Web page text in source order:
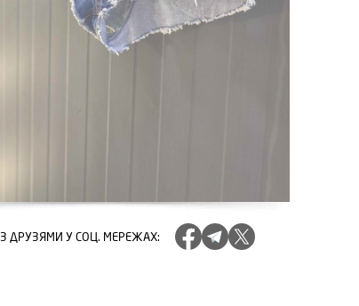
З ДРУЗЯМИ У СОЦ. МЕРЕЖАХ: